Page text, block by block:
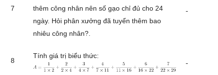
7
thêm công nhân nên số gạo chỉ đủ cho 24
ngày. Hỏi phân xưởng đã tuyển thêm bao
nhiêu công nhân?.
8
Tính giá trị biểu thức: